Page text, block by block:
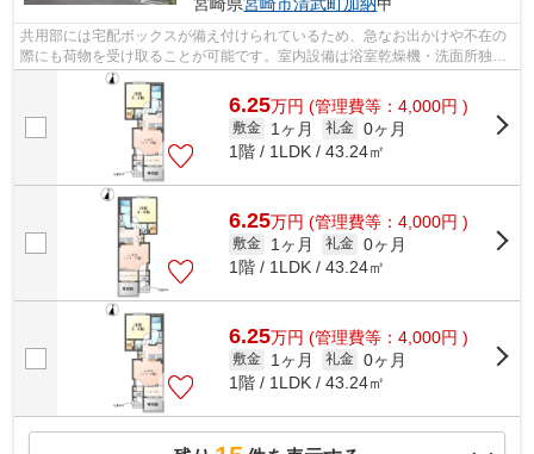
共用部には宅配ボックスが備え付けられているため、急なお出かけや不在の
際にも荷物を受け取ることが可能です。室内設備は浴室乾燥機・洗面所独立
などが揃っており、とても充実してい...
6.25万円 (管理費等：4,000円 )
敷金 1ヶ月 礼金 0ヶ月
1階 / 1LDK / 43.24㎡
6.25万円 (管理費等：4,000円 )
敷金 1ヶ月 礼金 0ヶ月
1階 / 1LDK / 43.24㎡
6.25万円 (管理費等：4,000円 )
敷金 1ヶ月 礼金 0ヶ月
1階 / 1LDK / 43.24㎡